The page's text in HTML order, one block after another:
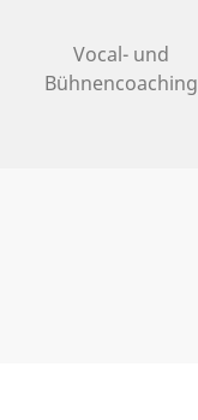
Vocal- und
Bühnencoaching